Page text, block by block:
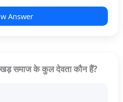
Answer
समाज के कुल देवता कौन हैं?